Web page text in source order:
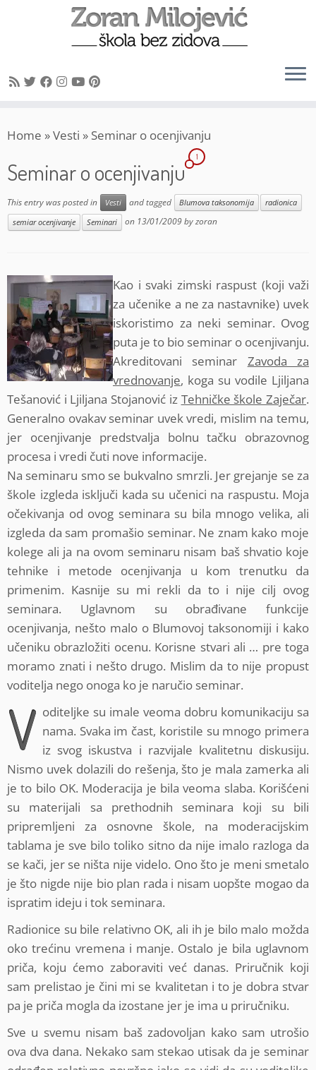
toHome »Vesti » Seminar o ocenjivanju
Seminar o ocenjivanju
1
This entry was posted in Vesti and tagged Blumova taksonomija
radionica
semiar ocenjivanje
Seminari on 13/01/2009byzoran
Kao i svaki zimski raspust (koji važi
za učenike a ne za nastavnike) uvek
iskoristimo za neki seminar. Ovog
puta je to bio seminar o ocenjivanju.
Akreditovani seminar Zavoda za
vrednovanje, koga su vodile Ljiljana
Tešanović i Ljiljana Stojanović iz Tehničke škole Zaječar.
Generalno ovakav seminar uvek vredi, mislim na temu,
jer ocenjivanje predstvalja bolnu tačku obrazovnog
procesa i vredi čuti nove informacije.
Na seminaru smo se bukvalno smrzli. Jer grejanje se za
škole izgleda isključi kada su učenici na raspustu. Moja
očekivanja od ovog seminara su bila mnogo velika, ali
izgleda da sam promašio seminar. Ne znam kako moje
kolege ali ja na ovom seminaru nisam baš shvatio koje
tehnike i metode ocenjivanja u kom trenutku da
primenim. Kasnije su mi rekli da to i nije cilj ovog
seminara. Uglavnom su obrađivane funkcije
ocenjivanja, nešto malo o Blumovoj taksonomiji i kako
učeniku obrazložiti ocenu. Korisne stvari ali … pre toga
moramo znati i nešto drugo. Mislim da to nije propust
voditelja nego onoga ko je naručio seminar.
V oditeljke su imale veoma dobru komunikaciju sa
nama. Svaka im čast, koristile su mnogo primera
iz svog iskustva i razvijale kvalitetnu diskusiju.
Nismo uvek dolazili do rešenja, što je mala zamerka ali
je to bilo OK. Moderacija je bila veoma slaba. Korišćeni
su materijali sa prethodnih seminara koji su bili
pripremljeni za osnovne škole, na moderacijskim
tablama je sve bilo toliko sitno da nije imalo razloga da
se kači, jer se ništa nije videlo. Ono što je meni smetalo
je što nigde nije bio plan rada i nisam uopšte mogao da
ispratim ideju i tok seminara.
Radionice su bile relativno OK, ali ih je bilo malo možda
oko trećinu vremena i manje. Ostalo je bila uglavnom
priča, koju ćemo zaboraviti već danas. Priručnik koji
sam prelistao je čini mi se kvalitetan i to je dobra stvar
pa je priča mogla da izostane jer je ima u priručniku.
Sve u svemu nisam baš zadovoljan kako sam utrošio
ova dva dana. Nekako sam stekao utisak da je seminar